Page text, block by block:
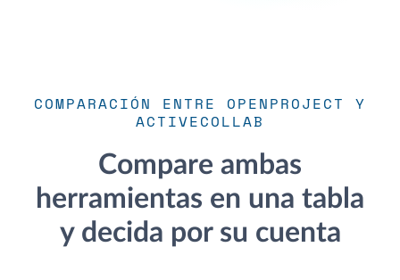
COMPARACIÓN ENTRE OPENPROJECT Y
ACTIVECOLLAB
Compare ambas
herramientas en una tabla
y decida por su cuenta